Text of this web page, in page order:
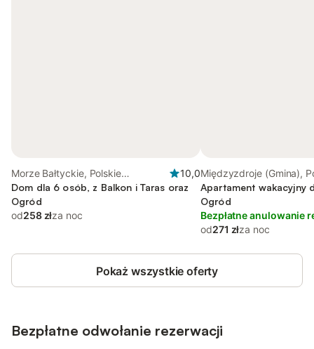
Morze Bałtyckie, Polskie
Wybrzeże Bałtyku
10,0
Dom dla 6 osób, z Balkon i Taras oraz
Ogród
od258 złza noc
Międzyzdroje (Gmina),
Wybrzeże Bałtyku
Apartament wakacyjny
Ogród
Bezpłatne anulowanie
od271 złza noc
Pokaż wszystkie oferty
Bezpłatne odwołanie rezerwacji